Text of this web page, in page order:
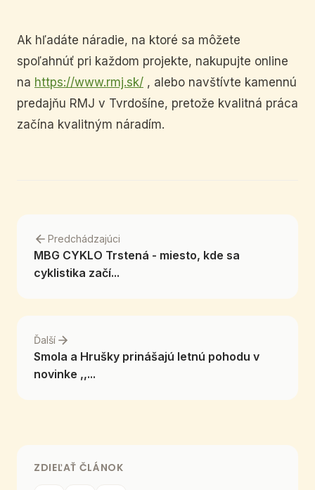
Ak hľadáte náradie, na ktoré sa môžete
spoľahnúť pri každom projekte, nakupujte online
na https://www.rmj.sk/ , alebo navštívte kamennú
predajňu RMJ v Tvrdošíne, pretože kvalitná práca
začína kvalitným náradím.
Predchádzajúci
MBG CYKLO Trstená - miesto, kde sa
cyklistika začí...
Ďalší
Smola a Hrušky prinášajú letnú pohodu v
novinke ,,...
ZDIEĽAŤ ČLÁNOK